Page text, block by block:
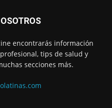
encontrarás información
tips de salud y
secciones más.